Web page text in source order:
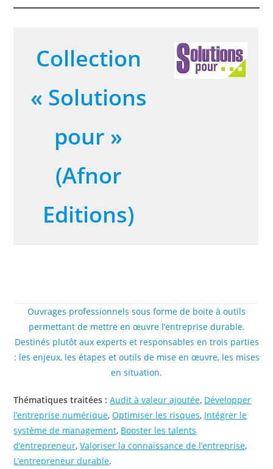
Collection
« Solutions
pour »
(Afnor
Editions)
Ouvrages professionnels sous forme de boite à outils
permettant de mettre en œuvre l’entreprise durable.
Destinés plutôt aux experts et responsables en trois parties
: les enjeux, les étapes et outils de mise en œuvre, les mises
en situation.
Thématiques traitées : Audit à valeur ajoutée, Développer
l’entreprise numérique,Optimiser les risques, Intégrer le
système de management, Booster les talents
d’entrepreneur,Valoriser la connaissance de l’entreprise,
L’entrepreneur durable.